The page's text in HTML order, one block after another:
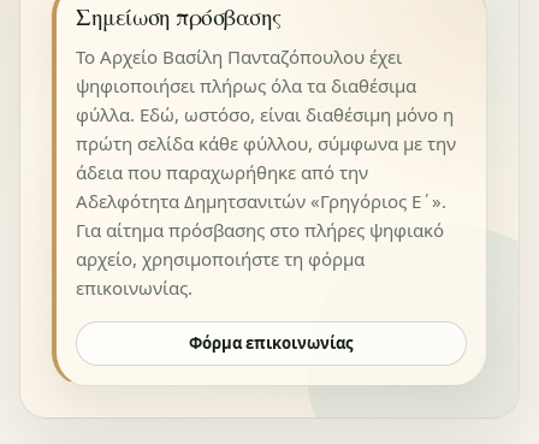
Σημείωση πρόσβασης
Το Αρχείο Βασίλη Πανταζόπουλου έχει
ψηφιοποιήσει πλήρως όλα τα διαθέσιμα
φύλλα. Εδώ, ωστόσο, είναι διαθέσιμη μόνο η
πρώτη σελίδα κάθε φύλλου, σύμφωνα με την
άδεια που παραχωρήθηκε από την
Αδελφότητα Δημητσανιτών «Γρηγόριος Ε΄».
Για αίτημα πρόσβασης στο πλήρες ψηφιακό
αρχείο, χρησιμοποιήστε τη φόρμα
επικοινωνίας.
Φόρμα επικοινωνίας